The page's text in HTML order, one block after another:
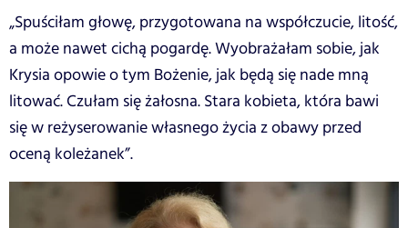
„Spuściłam głowę, przygotowana na współczucie, litość,
a może nawet cichą pogardę. Wyobrażałam sobie, jak
Krysia opowie o tym Bożenie, jak będą się nade mną
litować. Czułam się żałosna. Stara kobieta, która bawi
się w reżyserowanie własnego życia z obawy przed
oceną koleżanek”.